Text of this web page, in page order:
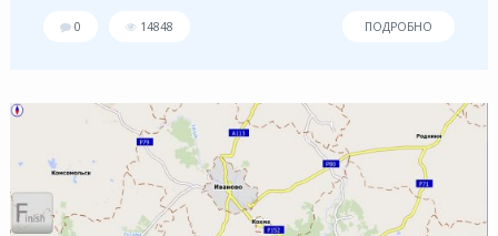
0 14848 ПОДРОБНО